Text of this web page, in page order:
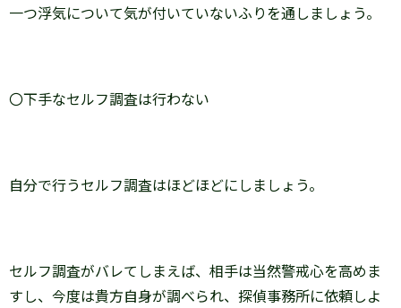
一つ浮気について気が付いていないふりを通しましょう。
〇下手なセルフ調査は行わない
自分で行うセルフ調査はほどほどにしましょう。
セルフ調査がバレてしまえば、相手は当然警戒心を高めま
すし、今度は貴方自身が調べられ、探偵事務所に依頼しよ